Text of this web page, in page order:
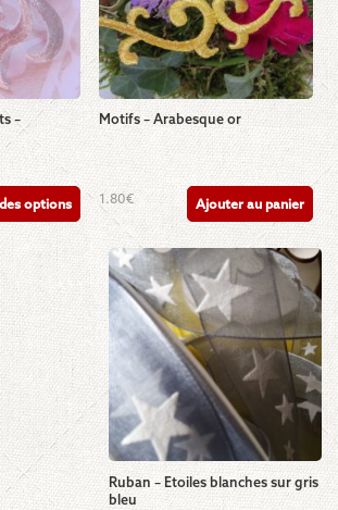
–
options
Motifs – Arabesque or
1.80€ Ajouter au panier
Ruban – Etoiles blanches sur gris
bleu